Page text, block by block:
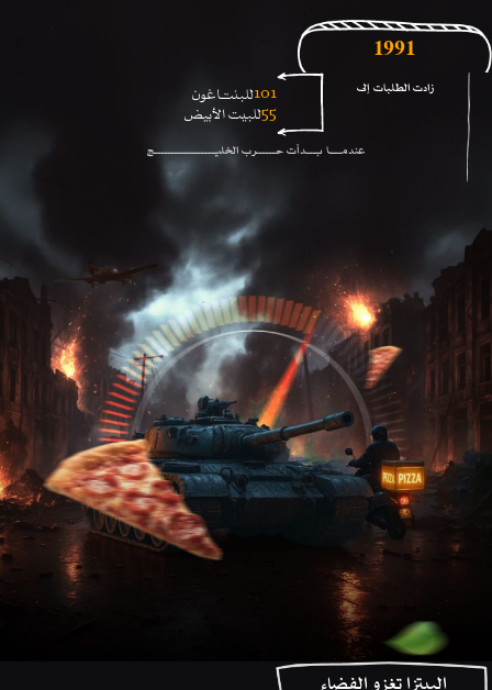
1991
زادت الطلبات إلى 101للبنتـاغون
55للبيت الأبيض
عندمـــا بـــدأت حــــــرب الخليــــــــــــــــــج
البيتزا تغزو الفضاء